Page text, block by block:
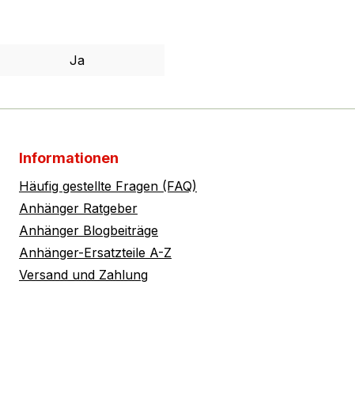
Ja
Informationen
Häufig gestellte Fragen (FAQ)
Anhänger Ratgeber
Anhänger Blogbeiträge
Anhänger-Ersatzteile A-Z
Versand und Zahlung